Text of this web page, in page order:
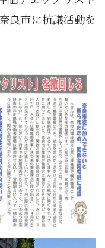
良市に抗議活動を